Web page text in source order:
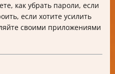
как убрать пароли, если
если хотите усилить
своими приложениями